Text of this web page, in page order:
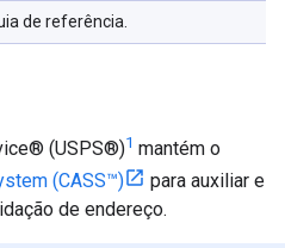
de referência.
(USPS®)1 mantém o
(CASS™)
para auxiliar e
de endereço.